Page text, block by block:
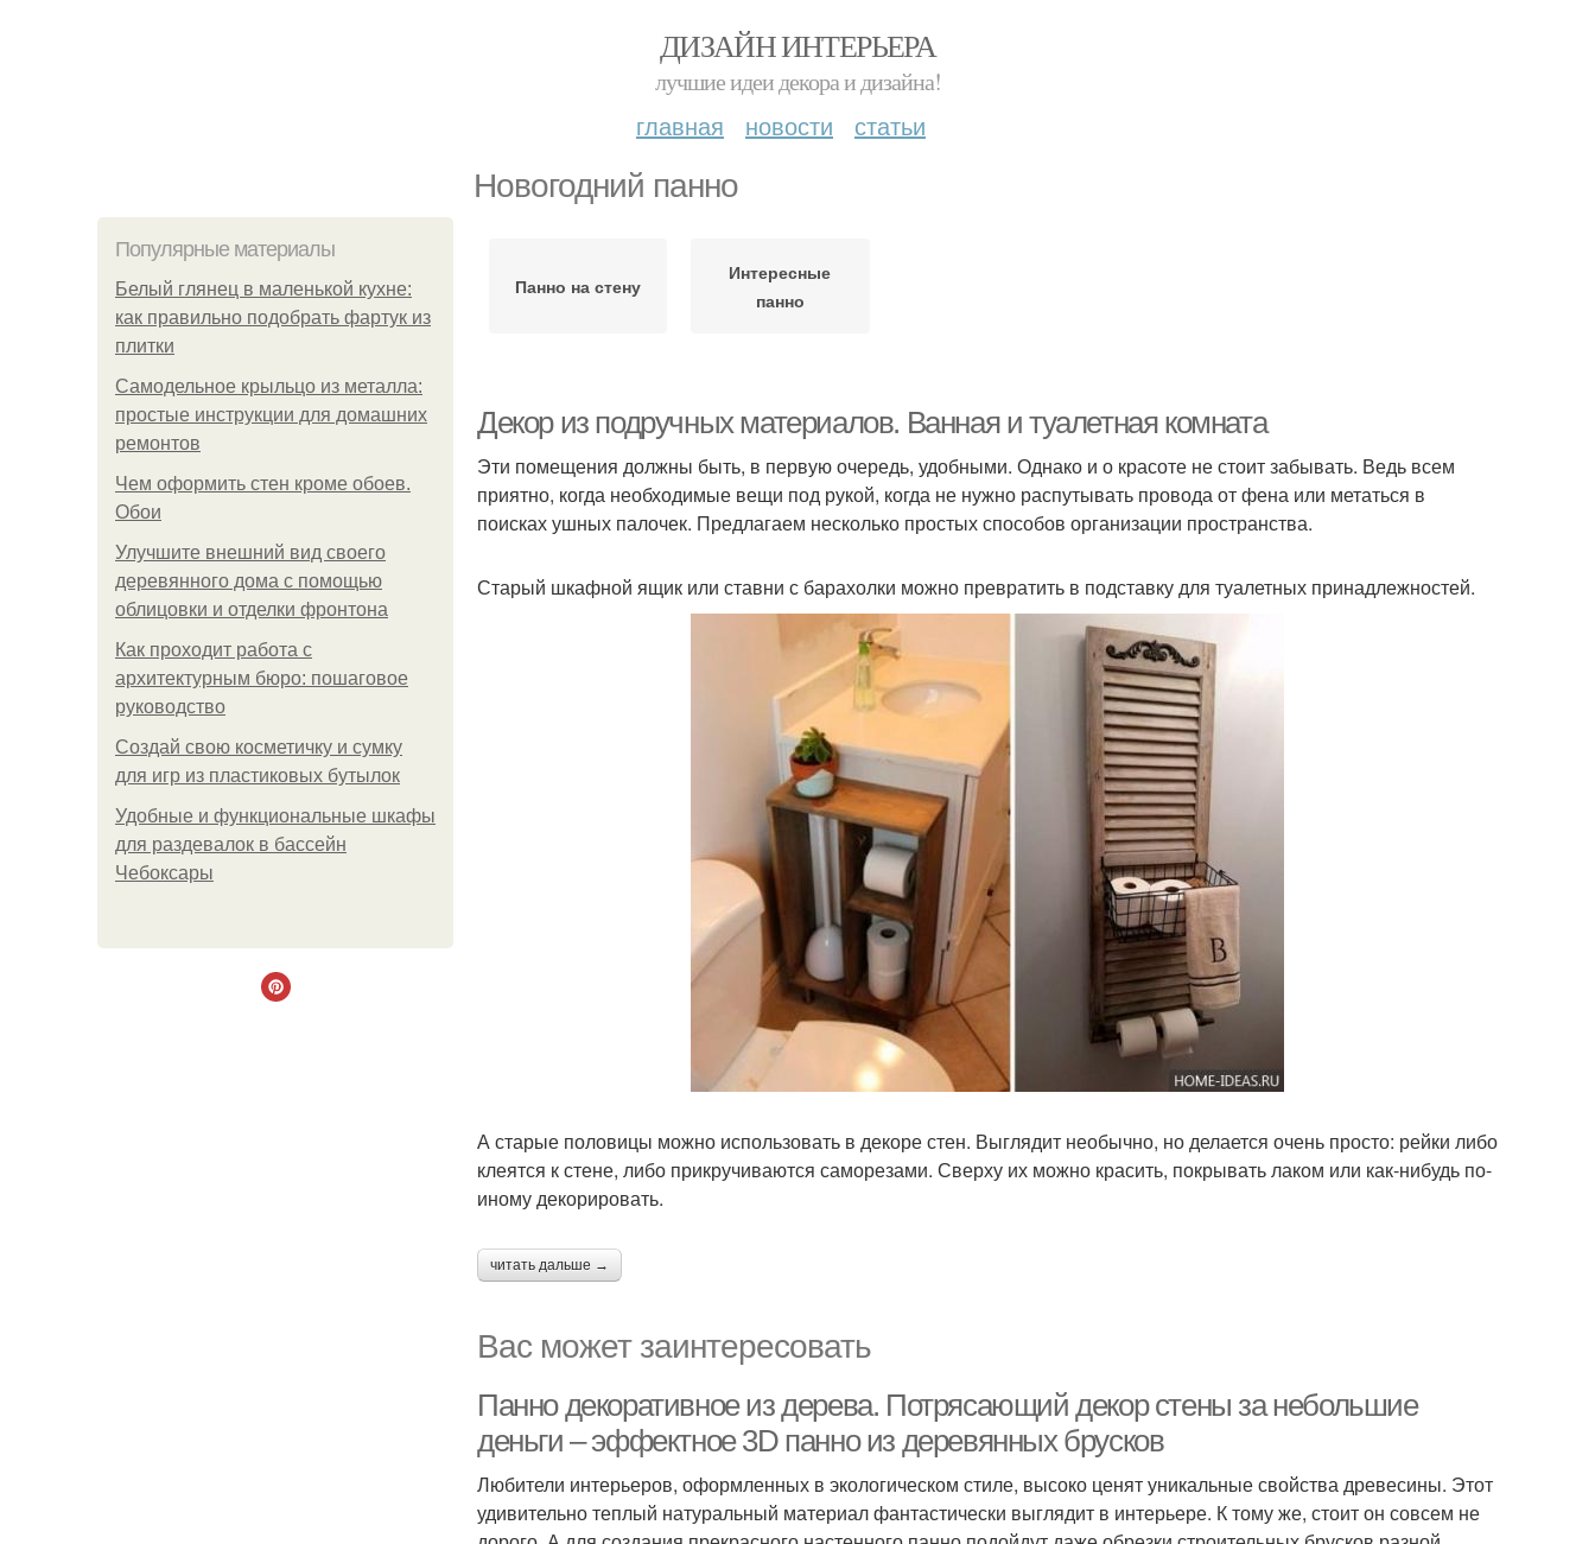
ДИЗАЙН ИНТЕРЬЕРА
лучшие идеи декора и дизайна!
главная новости статьи
Новогодний панно
Популярные материалы
Белый глянец в маленькой кухне:
как правильно подобрать фартук из
плитки
Самодельное крыльцо из металла:
простые инструкции для домашних
ремонтов
Чем оформить стен кроме обоев.
Обои
Улучшите внешний вид своего
деревянного дома с помощью
облицовки и отделки фронтона
Как проходит работа с
архитектурным бюро: пошаговое
руководство
Создай свою косметичку и сумку
для игр из пластиковых бутылок
Удобные и функциональные шкафы
для раздевалок в бассейн
Чебоксары
Панно на стену
Интересные
панно
Декор из подручных материалов. Ванная и туалетная комната
Эти помещения должны быть, в первую очередь, удобными. Однако и о красоте не стоит забывать. Ведь всем
приятно, когда необходимые вещи под рукой, когда не нужно распутывать провода от фена или метаться в
поисках ушных палочек. Предлагаем несколько простых способов организации пространства.
Старый шкафной ящик или ставни с барахолки можно превратить в подставку для туалетных принадлежностей.
А старые половицы можно использовать в декоре стен. Выглядит необычно, но делается очень просто: рейки либо
клеятся к стене, либо прикручиваются саморезами. Сверху их можно красить, покрывать лаком или как-нибудь по-
иному декорировать.
читать дальше →
Вас может заинтересовать
Панно декоративное из дерева. Потрясающий декор стены за небольшие
деньги – эффектное 3D панно из деревянных брусков
Любители интерьеров, оформленных в экологическом стиле, высоко ценят уникальные свойства древесины. Этот
удивительно теплый натуральный материал фантастически выглядит в интерьере. К тому же, стоит он совсем не